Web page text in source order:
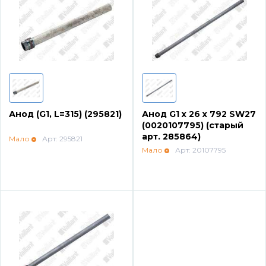
Напольные газовые конденсационные
котлы Vaillant
Настенные электрические котлы Vaillant
Ёмкостные водонагреватели Vaillant
Вентиляционные установки Vaillant
Анод (G1, L=315) (295821)
Мало Арт: 295821
Анод G1 x 26 x 792 SW27
(0020107795) (старый
арт. 285864)
Мало Арт: 20107795